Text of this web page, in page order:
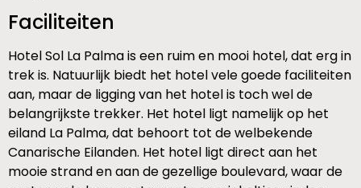
Faciliteiten
Hotel Sol La Palma is een ruim en mooi hotel, dat erg in
trek is. Natuurlijk biedt het hotel vele goede faciliteiten
aan, maar de ligging van het hotel is toch wel de
belangrijkste trekker. Het hotel ligt namelijk op het
eiland La Palma, dat behoort tot de welbekende
Canarische Eilanden. Het hotel ligt direct aan het
mooie strand en aan de gezellige boulevard, waar de